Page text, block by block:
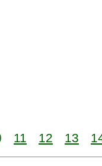
11 12 13